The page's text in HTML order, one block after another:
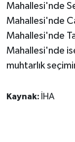
Mahallesi'nde
Mahallesi'nde
Mahallesi'nde
Mahallesi'nde
muhtarlık
Kaynak: İHA
MAGAZİN
Otomobil